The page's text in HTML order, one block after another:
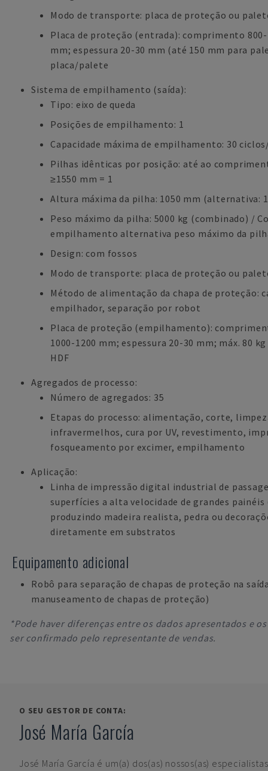
Modo de transporte: placa de proteção ou
Placa de proteção (entrada): comprimento
mm; espessura 20-30 mm (até 150 mm para
placa/palete
Sistema de empilhamento (saída):
Tipo: eixo de queda
Posições de empilhamento: 1
Capacidade máxima de empilhamento: 30
Pilhas idênticas por posição: até ao
≥1550 mm = 1
Altura máxima da pilha: 1050 mm (alternativa:
Peso máximo da pilha: 5000 kg (combinado) /
empilhamento alternativa peso máximo da
Design: com fossos
Modo de transporte: placa de proteção ou
Método de alimentação da chapa de proteção:
empilhador, separação por robot
Placa de proteção (empilhamento):
1000-1200 mm; espessura 20-30 mm; máx. 80
HDF
Agregados de processo:
Número de agregados: 35
Etapas do processo: alimentação, corte,
infravermelhos, cura por UV, revestimento,
fosqueamento por excimer, empilhamento
Aplicação:
Linha de impressão digital industrial de
superfícies a alta velocidade de grandes
produzindo madeira realista, pedra ou
diretamente em substratos
Equipamento adicional
Robô para separação de chapas de proteção na
manuseamento de chapas de proteção)
*Pode haver diferenças entre os dados apresentados e
ser confirmado pelo representante de vendas.
O SEU GESTOR DE CONTA:
José María García
José María García é um(a) dos(as) nossos(as)